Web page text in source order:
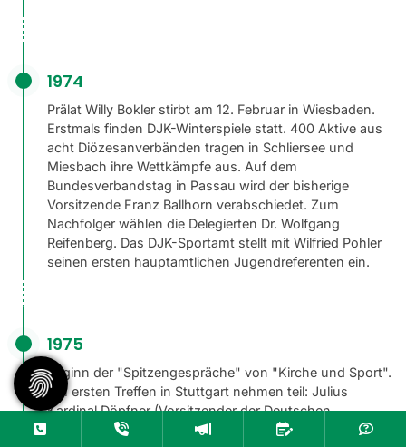
1974
Prälat Willy Bokler stirbt am 12. Februar in Wiesbaden.
Erstmals finden DJK-Winterspiele statt. 400 Aktive aus
acht Diözesanverbänden tragen in Schliersee und
Miesbach ihre Wettkämpfe aus. Auf dem
Bundesverbandstag in Passau wird der bisherige
Vorsitzende Franz Ballhorn verabschiedet. Zum
Nachfolger wählen die Delegierten Dr. Wolfgang
Reifenberg. Das DJK-Sportamt stellt mit Wilfried Pohler
seinen ersten hauptamtlichen Jugendreferenten ein.
1975
Beginn der "Spitzengespräche" von "Kirche und Sport".
Am ersten Treffen in Stuttgart nehmen teil: Julius
Kardinal Döpfner (Vorsitzender der Deutschen
Bischofskonferenz), Bischof Dr. Helmut Claß